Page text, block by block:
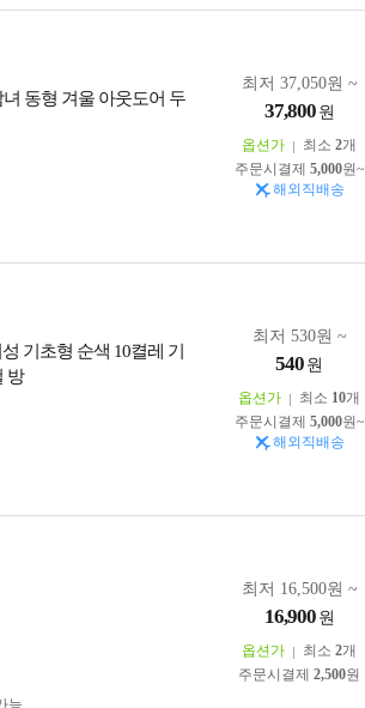
동형 겨울 아웃도어 두
최저 37,050원 ~
37,800 원
옵션가 최소 2개
주문시결제 5,000원~
해외직배송
기초형 순색 10켤레 기
방
최저 530원 ~
540 원
옵션가 최소 10개
주문시결제 5,000원~
해외직배송
최저 16,500원 ~
16,900 원
옵션가 최소 2개
주문시결제 2,500원
능